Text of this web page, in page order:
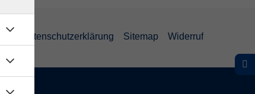
Datenschutzerklärung Sitemap Widerruf